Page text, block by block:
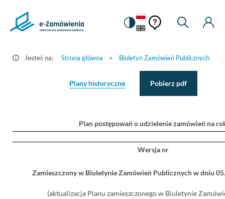
Szczegóły
e-
Ustawienia
Zmiana
na
kontrastową
Pomoc
kontekstowa
Pomoc
Moje
Jesteś na: Strona główna > Biuletyn Zamówień Publicznych
Plany historyczne Pobierz pdf
Plan postępowań o udzielenie zamówień na
Wersja nr
Zamieszczony w Biuletynie Zamówień Publicznych w dniu
(aktualizacja Planu zamieszczonego w Biuletynie